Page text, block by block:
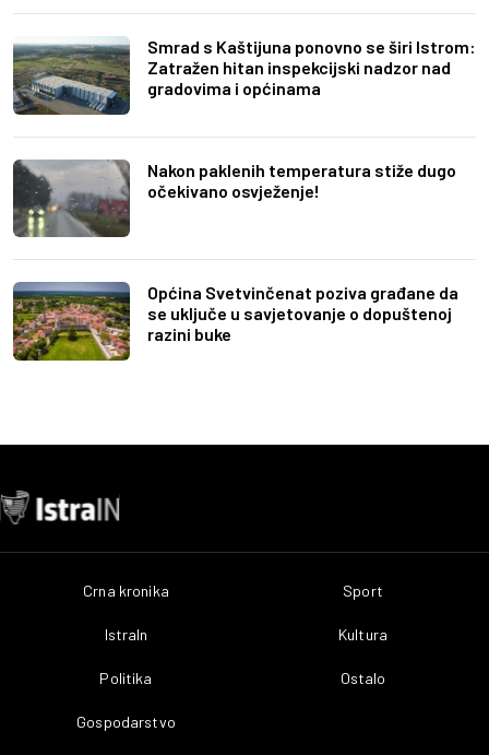
Smrad s Kaštijuna ponovno se širi Istrom:
Zatražen hitan inspekcijski nadzor nad
gradovima i općinama
Nakon paklenih temperatura stiže dugo
očekivano osvježenje!
Općina Svetvinčenat poziva građane da
se uključe u savjetovanje o dopuštenoj
razini buke
Crna kronika
IstraIn
Politika
Gospodarstvo
Sport
Kultura
Ostalo